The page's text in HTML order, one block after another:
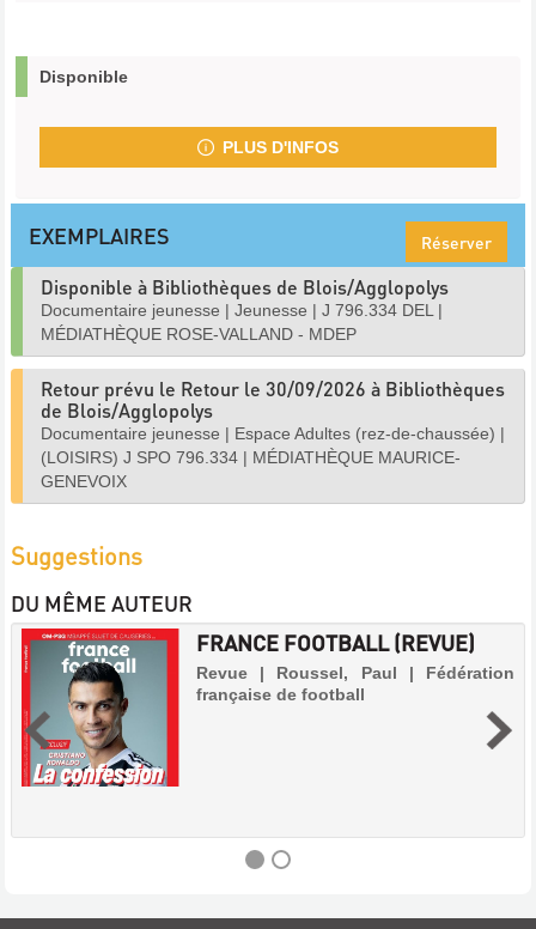
Disponible
PLUS D'INFOS
EXEMPLAIRES Réserver
Disponible à Bibliothèques de Blois/Agglopolys
Documentaire jeunesse | Jeunesse | J 796.334 DEL |
MÉDIATHÈQUE ROSE-VALLAND - MDEP
Retour prévu le Retour le 30/09/2026 à Bibliothèques
de Blois/Agglopolys
Documentaire jeunesse | Espace Adultes (rez-de-chaussée) |
(LOISIRS) J SPO 796.334 | MÉDIATHÈQUE MAURICE-
GENEVOIX
Suggestions
DU MÊME AUTEUR
FRANCE FOOTBALL (REVUE)
Revue | Roussel, Paul | Fédération
française de football